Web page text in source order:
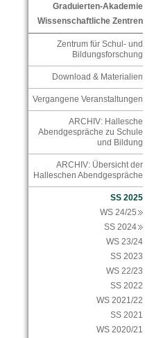
Graduierten-Akademie
Wissenschaftliche Zentren
Zentrum für Schul- und
Bildungsforschung
Download & Materialien
Vergangene Veranstaltungen
ARCHIV: Hallesche
Abendgespräche zu Schule
und Bildung
ARCHIV: Übersicht der
Halleschen Abendgespräche
SS 2025
WS 24/25
SS 2024
WS 23/24
SS 2023
WS 22/23
SS 2022
WS 2021/22
SS 2021
WS 2020/21